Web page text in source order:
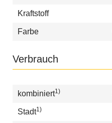
Kraftstoff
Farbe
Verbrauch
kombiniert1)
Stadt1)